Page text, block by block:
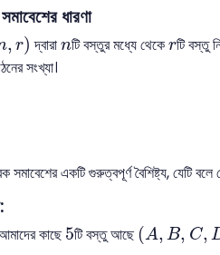
ধারণা
, r)
r) দ্বারাn
nটি বস্তুর মধ্যে থেকেr
rটি বস্তু
সংখ্যা।
সমাবেশের একটি গুরুত্বপূর্ণ বৈশিষ্ট্য, যেটি বলে
কাছে5
5টি বস্তু আছে (A, B, C,
( A B,C,D